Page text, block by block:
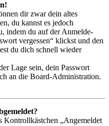
dir zwar dein altes
du kannst es jedoch
indem du auf der Anmelde-
vergessen“ klickst und den
du dich schnell wieder
Lage sein, dein Passwort
an die Board-Administration.
Kontrollkästchen „Angemeldet